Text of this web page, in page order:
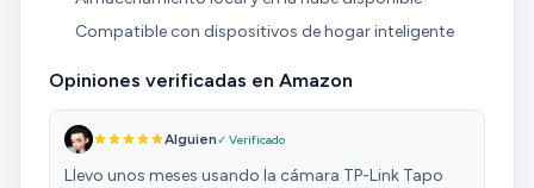
Compatible con dispositivos de hogar inteligente
Opiniones verificadas en Amazon
Alguien✓ Verificado
Llevo unos meses usando la cámara TP-Link Tapo